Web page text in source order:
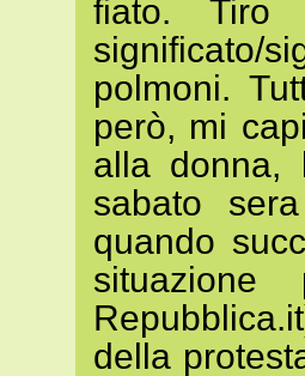
fiato.
significato/
polmoni.
però, mi
alla donna,
sabato
quando
della